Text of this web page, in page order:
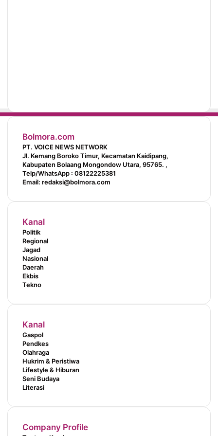
Bolmora.com
PT. VOICE NEWS NETWORK
Jl. Kemang Boroko Timur, Kecamatan Kaidipang,
Kabupaten Bolaang Mongondow Utara, 95765. ,
Telp/WhatsApp : 08122225381
Email: redaksi@bolmora.com
Kanal
Politik
Regional
Jagad
Nasional
Daerah
Ekbis
Tekno
Kanal
Gaspol
Pendkes
Olahraga
Hukrim & Peristiwa
Lifestyle & Hiburan
Seni Budaya
Literasi
Company Profile